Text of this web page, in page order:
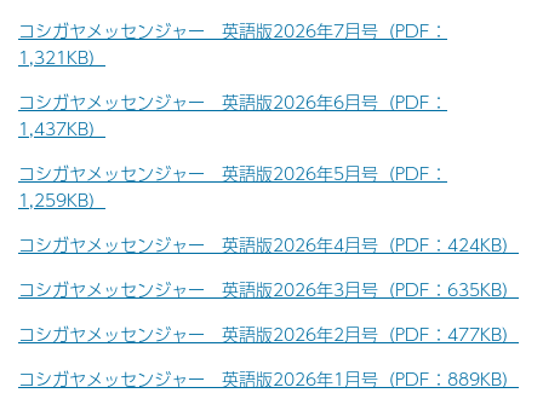
コシガヤメッセンジャー 英語版2026年7月号（PDF：
1,321KB）
コシガヤメッセンジャー 英語版2026年6月号（PDF：
1,437KB）
コシガヤメッセンジャー 英語版2026年5月号（PDF：
1,259KB）
コシガヤメッセンジャー 英語版2026年4月号（PDF：424KB）
コシガヤメッセンジャー 英語版2026年3月号（PDF：635KB）
コシガヤメッセンジャー 英語版2026年2月号（PDF：477KB）
コシガヤメッセンジャー 英語版2026年1月号（PDF：889KB）